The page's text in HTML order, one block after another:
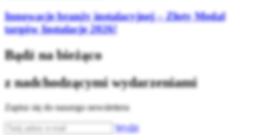
Innowacje branży instalacyjnej – Złoty Medal
targów Instalacje 2026!
Bądź na bieżąco
z nadchodzącymi wydarzeniami
Zapisz się do naszego newslettera
Wyślij